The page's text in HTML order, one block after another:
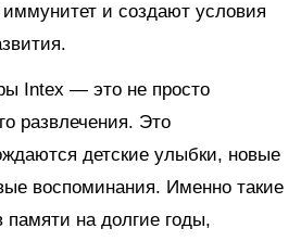
иммунитет и создают условия
Intex — это не просто
развлечения. Это
детские улыбки, новые
воспоминания. Именно такие
на долгие годы,